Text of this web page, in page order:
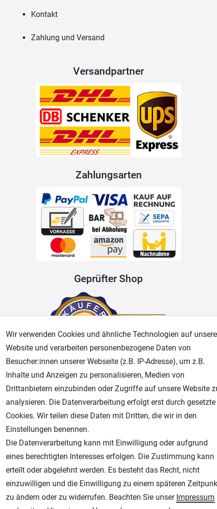
Kontakt
Zahlung und Versand
Versandpartner
Zahlungsarten
Geprüfter Shop
AGB Widerrufsrecht Datenschutz Impressum
Unsere weiteren Shops:
Airbrush-City
Fachhandel für: Airbrushpistolen, Kompressoren, Airbrushfarben
Modellbau-City
Modellbau Shop
Plotter-City
Schneideplotter, Transferpressen, Siebdruck und Plotterfolien
Wir verwenden Cookies und ähnliche Technologien auf
Website und verarbeiten personenbezogene Daten von
Besucher:innen unserer Webseite (z.B. IP-Adresse), um z.B.
Inhalte und Anzeigen zu personalisieren, Medien von
Drittanbietern einzubinden oder Zugriffe auf unsere Website
analysieren. Die Datenverarbeitung erfolgt erst durch gesetzte
Cookies. Wir teilen diese Daten mit Dritten, die wir in den
Einstellungen benennen.
Die Datenverarbeitung kann mit Einwilligung oder aufgrund
eines berechtigten Interesses erfolgen. Die Zustimmung kann
erteilt oder abgelehnt werden. Es besteht das Recht, nicht
einzuwilligen und die Einwilligung zu einem späteren
zu ändern oder zu widerrufen. Beachten Sie unser Impressum